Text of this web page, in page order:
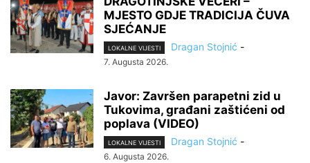
MJESTO GDJE TRADICIJA ČUVA
SJEĆANJE
LOKALNE VIJESTI Dragan Stojnić -
7. Augusta 2026.
Javor: Završen parapetni zid u
Tukovima, građani zaštićeni od
poplava (VIDEO)
LOKALNE VIJESTI Dragan Stojnić -
6. Augusta 2026.